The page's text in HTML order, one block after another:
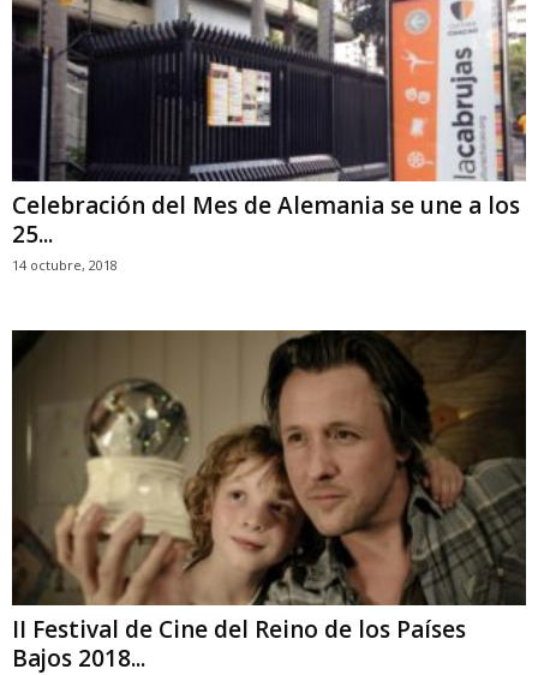
Celebración del Mes de Alemania se une a los
25...
14 octubre, 2018
II Festival de Cine del Reino de los Países
Bajos 2018...